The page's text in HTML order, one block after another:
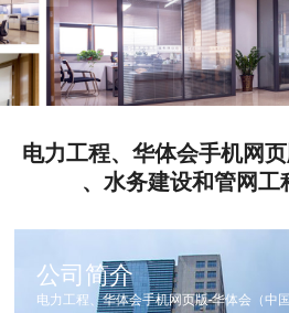
电力工程、华体会手机网页
、水务建设和管网工
公司简介
电力工程、华体会手机网页版-华体会（中